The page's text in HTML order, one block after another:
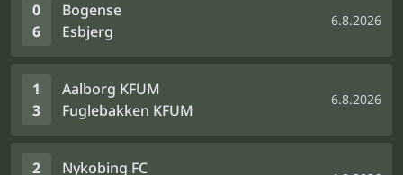
0
6
Bogense
Esbjerg
6.8.2026
1
3
Aalborg KFUM
Fuglebakken KFUM
6.8.2026
2 Nykobing FC